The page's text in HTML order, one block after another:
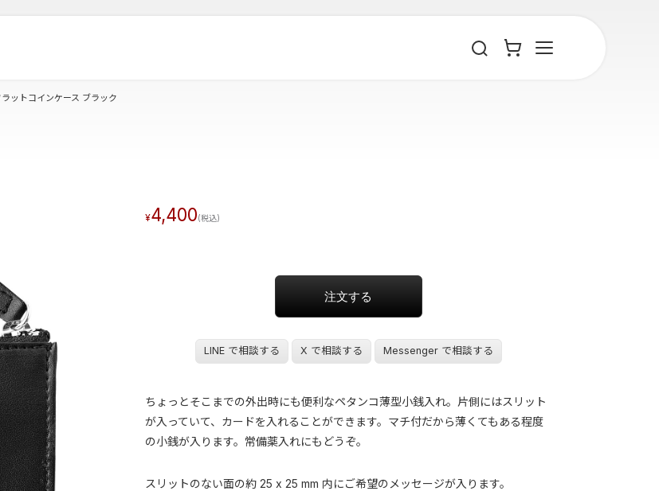
ラットコインケース ブラック
4,400
LINE で相談する X で相談する Messenger で相談する
ちょっとそこまでの外出時にも便利なペタンコ薄型小銭入れ。片側にはスリット
が入っていて、カードを入れることができます。マチ付だから薄くてもある程度
の小銭が入ります。常備薬入れにもどうぞ。
スリットのない面の約 25 x 25 mm 内にご希望のメッセージが入ります。